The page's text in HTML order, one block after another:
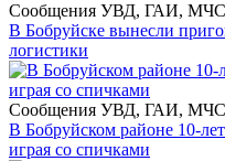
Сообщения УВД, ГАИ,
В Бобруйске вынесли
логистики
Сообщения УВД, ГАИ,
В Бобруйском районе 10-
играя со спичками